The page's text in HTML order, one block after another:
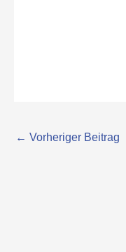
← Vorheriger Beitrag